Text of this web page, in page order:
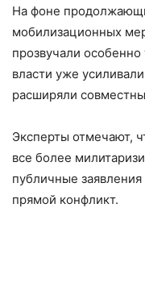
На фоне
мобилизационных
прозвучали
власти уже
расширяли
Эксперты отмечают,
все более
публичные
прямой конфликт.